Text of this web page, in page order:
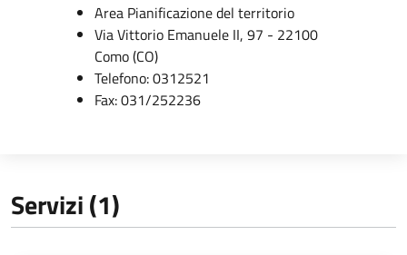
Area Pianificazione del territorio
Via Vittorio Emanuele II, 97 - 22100
Como (CO)
Telefono: 0312521
Fax: 031/252236
Servizi (1)